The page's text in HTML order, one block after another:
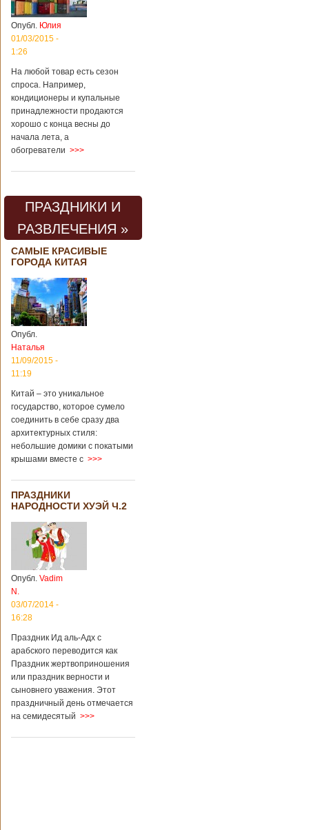
Опубл. Юлия
01/03/2015 -
1:26
На любой товар есть сезон
спроса. Например,
кондиционеры и купальные
принадлежности продаются
хорошо с конца весны до
начала лета, а
обогреватели >>>
ПРАЗДНИКИ И
РАЗВЛЕЧЕНИЯ »
САМЫЕ КРАСИВЫЕ
ГОРОДА КИТАЯ
Опубл.
Наталья
11/09/2015 -
11:19
Китай – это уникальное
государство, которое сумело
соединить в себе сразу два
архитектурных стиля:
небольшие домики с покатыми
крышами вместе с >>>
ПРАЗДНИКИ
НАРОДНОСТИ ХУЭЙ Ч.2
Опубл. Vadim
N.
03/07/2014 -
16:28
Праздник Ид аль-Адх с
арабского переводится как
Праздник жертвоприношения
или праздник верности и
сыновнего уважения. Этот
праздничный день отмечается
на семидесятый >>>